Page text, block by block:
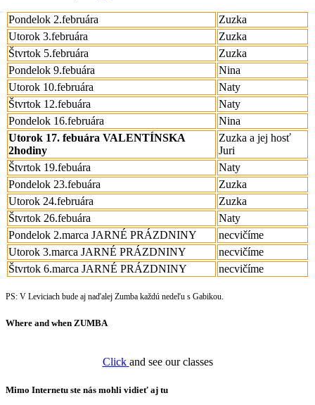
Pondelok 2.februára
Zuzka
Utorok 3.februára
Zuzka
Štvrtok 5.februára
Zuzka
Pondelok 9.febuára
Nina
Utorok 10.februára
Naty
Štvrtok 12.febuára
Naty
Pondelok 16.februára
Nina
Utorok 17. febuára VALENTÍNSKA
2hodiny
Zuzka a jej hosť
Juri
Štvrtok 19.febuára
Naty
Pondelok 23.febuára
Zuzka
Utorok 24.februára
Zuzka
Štvrtok 26.febuára
Naty
Pondelok 2.marca JARNÉ PRÁZDNINY
necvičíme
Utorok 3.marca JARNÉ PRÁZDNINY
necvičíme
Štvrtok 6.marca JARNÉ PRÁZDNINY
necvičíme
PS: V Leviciach bude aj naďalej Zumba každú nedeľu s Gabikou.
Where and when ZUMBA
Click and see our classes
Mimo Internetu ste nás mohli vidieť aj tu